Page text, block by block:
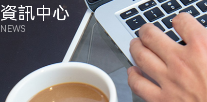
資訊中心
NEWS